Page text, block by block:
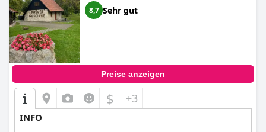
8,7 Sehr gut
Preise anzeigen
$ +3
INFO